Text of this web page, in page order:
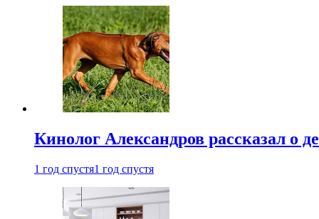
Кинолог Александров рассказал о
1 год спустя1 год спустя